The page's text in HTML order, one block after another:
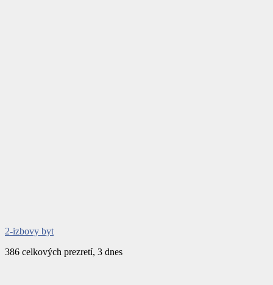
2-izbovy byt
386 celkových prezretí, 3 dnes